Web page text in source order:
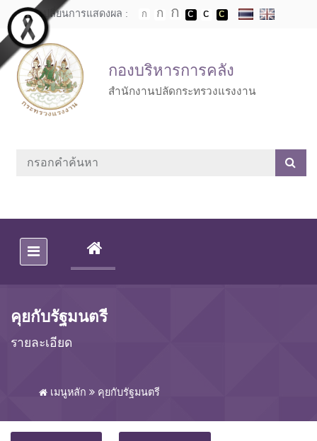
Skip to main content
เปลี่ยนการแสดงผล :
กองบริหารการคลัง
สำนักงานปลัดกระทรวงแรงงาน
(CURRENT)
คุยกับรัฐมนตรี
รายละเอียด
เมนูหลัก คุยกับรัฐมนตรี